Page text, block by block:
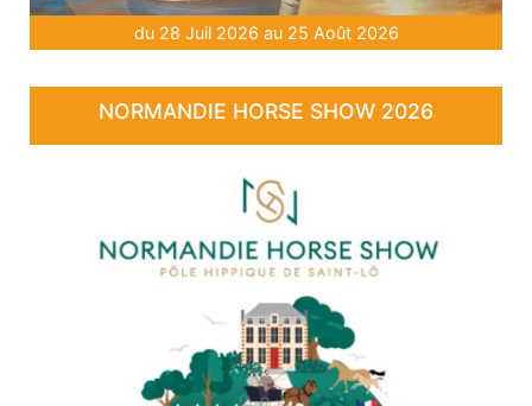
du 28 Juil 2026 au 25 Août 2026
NORMANDIE HORSE SHOW 2026